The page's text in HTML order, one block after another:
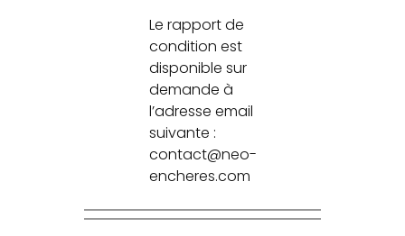
Le rapport de
condition est
disponible sur
demande à
l’adresse email
suivante :
contact@neo-
encheres.com